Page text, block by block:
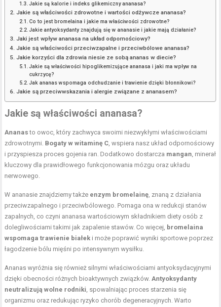
Jakie są kalorie i indeks glikemiczny ananasa?
Jakie są właściwości zdrowotne i wartości odżywcze ananasa?
Co to jest bromelaina i jakie ma właściwości zdrowotne?
Jakie antyoksydanty znajdują się w ananasie i jakie mają działanie?
Jaki jest wpływ ananasa na układ odpornościowy?
Jakie są właściwości przeciwzapalne i przeciwbólowe ananasa?
Jakie korzyści dla zdrowia niesie ze sobą ananas w diecie?
Jakie są właściwości hipoglikemizujące ananasa i jaki ma wpływ na
cukrzycę?
Jak ananas wspomaga odchudzanie i trawienie dzięki błonnikowi?
Jakie są przeciwwskazania i alergie związane z ananasem?
Jakie są właściwości ananasa?
Ananasto owoc, który zachwyca swoimi niezwykłymi właściwościami
zdrowotnymi. Bogaty w witaminę C, wspiera nasz układ odpornościowy
i przyspiesza proces gojenia ran. Dodatkowo dostarcza mangan, minerał
kluczowy dla prawidłowego funkcjonowania mózgu oraz układu
nerwowego.
W ananasie znajdziemy także enzym bromelainę, znaną z działania
przeciwzapalnego i przeciwbólowego. Pomaga ona w redukcji stanów
zapalnych, co czyni ananasa wartościowym składnikiem diety osób z
dolegliwościami takimi jak zapalenie stawów. Co więcej, bromelaina
wspomaga trawienie białek i może poprawić wyniki sportowe poprzez
łagodzenie bólu mięśni po intensywnym wysiłku.
Ananas wyróżnia się również silnymi właściwościami antyoksydacyjnymi
dzięki obecności różnych bioaktywnych związków.Antyoksydanty
neutralizują wolne rodniki, spowalniając proces starzenia się
organizmu oraz redukując ryzyko chorób degeneracyjnych. Warto